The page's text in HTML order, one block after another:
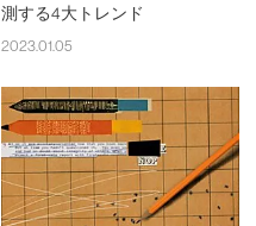
測する4大トレンド
2023.01.05